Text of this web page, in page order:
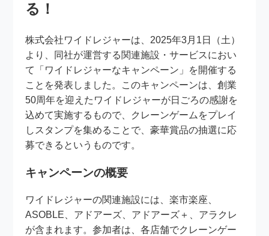
る！
株式会社ワイドレジャーは、2025年3月1日（土）
より、同社が運営する関連施設・サービスにおい
て「ワイドレジャーなキャンペーン」を開催する
ことを発表しました。このキャンペーンは、創業
50周年を迎えたワイドレジャーが日ごろの感謝を
込めて実施するもので、クレーンゲームをプレイ
しスタンプを集めることで、豪華賞品の抽選に応
募できるというものです。
キャンペーンの概要
ワイドレジャーの関連施設には、楽市楽座、
ASOBLE、アドアーズ、アドアーズ＋、アラクレ
が含まれます。参加者は、各店舗でクレーンゲー